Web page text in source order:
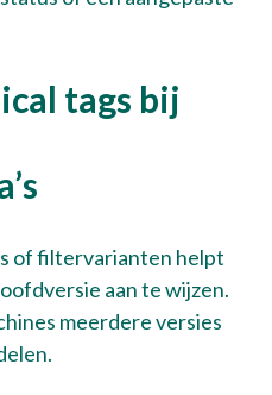
tags bij
of filtervarianten helpt
aan te wijzen.
meerdere versies